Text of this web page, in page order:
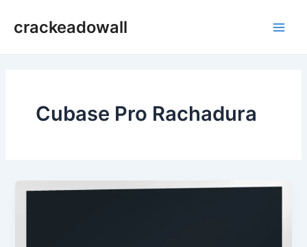
paracrackeadowall
Cubase Pro Rachadura